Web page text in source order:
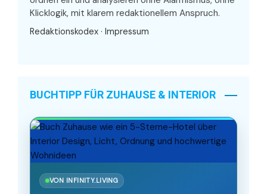
Klicklogik, mit klarem redaktionellem Anspruch.
Redaktionskodex · Impressum
BUCHTIPP FÜR ZUHAUSE & INTERIOR
VON INFINITY.LIVING